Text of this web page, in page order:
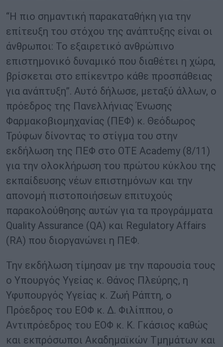
“Η πιο σημαντική παρακαταθήκη για την
επίτευξη του στόχου της ανάπτυξης είναι οι
άνθρωποι: Το εξαιρετικό ανθρώπινο
επιστημονικό δυναμικό που διαθέτει η χώρα,
βρίσκεται στο επίκεντρο κάθε προσπάθειας
για ανάπτυξη”. Αυτό δήλωσε, μεταξύ άλλων, ο
πρόεδρος της Πανελλήνιας Ένωσης
Φαρμακοβιομηχανίας (ΠΕΦ) κ. Θεόδωρος
Τρύφων δίνοντας το στίγμα του στην
εκδήλωση της ΠΕΦ στο OTE Academy (8/11)
για την ολοκλήρωση του πρώτου κύκλου της
εκπαίδευσης νέων επιστημόνων και την
απονομή πιστοποιήσεων επιτυχούς
παρακολούθησης αυτών για τα προγράμματα
Quality Assurance (QA) και Regulatory Affairs
(RA) που διοργανώνει η ΠΕΦ.
Την εκδήλωση τίμησαν με την παρουσία τους
ο Υπουργός Υγείας κ. Θάνος Πλεύρης, η
Υφυπουργός Υγείας κ. Ζωή Ράπτη, ο
Πρόεδρος του ΕΟΦ κ. Δ. Φιλίππου, ο
Αντιπρόεδρος του ΕΟΦ κ. Κ. Γκάσιος καθώς
και εκπρόσωποι Ακαδημαϊκών Τμημάτων και